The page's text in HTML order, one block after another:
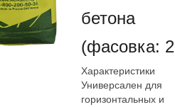
бетона
(фасовка:
Характеристики
Универсален для
горизонтальных и